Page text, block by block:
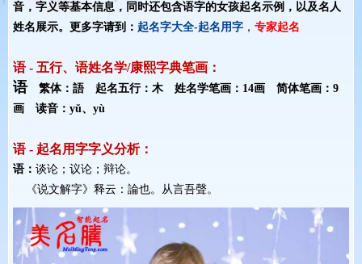
音，字义等基本信息，同时还包含语字的女孩起名示例，以及名人
姓名展示。更多字请到： 起名字大全-起名用字 ， 专家起名
语 - 五行、语姓名学/康熙字典笔画：
语繁体：語 起名五行：木 姓名学笔画：14画 简体笔画：9
画 读音：yǔ、yù
语 - 起名用字字义分析：
语： 谈论；议论；辩论。
《说文解字》释云：論也。从言吾聲。